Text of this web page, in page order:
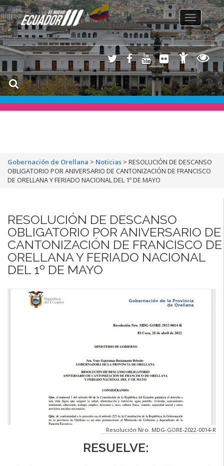
Toggle
navigation
Gobernación de Orellana > Noticias > RESOLUCIÓN DE DESCANSO
OBLIGATORIO POR ANIVERSARIO DE CANTONIZACIÓN DE FRANCISCO
DE ORELLANA Y FERIADO NACIONAL DEL 1º DE MAYO
RESOLUCIÓN DE DESCANSO
OBLIGATORIO POR ANIVERSARIO DE
CANTONIZACIÓN DE FRANCISCO DE
ORELLANA Y FERIADO NACIONAL
DEL 1º DE MAYO
Resolución Nro. MDG-GORE-2022-0014-R
RESUELVE: